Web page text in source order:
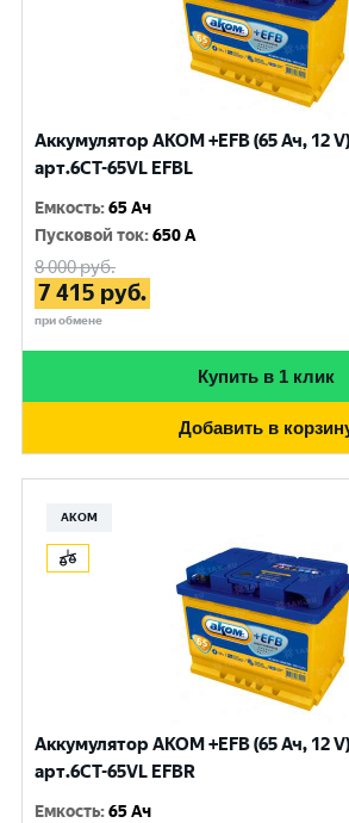
Аккумулятор AKOM +EFB (65 Ач, 12
арт.6СТ-65VL EFBL
Емкость:65 Ач
Пусковой ток:650 A
8 000руб.
7 415 руб.
при обмене
Купить в 1 клик
Добавить в
АКОМ
Аккумулятор AKOM +EFB (65 Ач, 12
арт.6CT-65VL EFBR
Емкость:65 Ач